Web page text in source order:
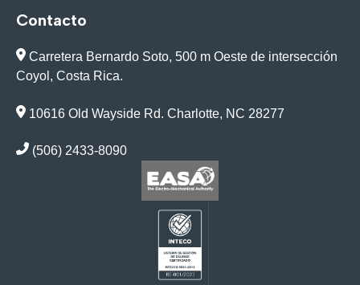
Contacto
Carretera Bernardo Soto, 500 m Oeste de intersección
Coyol, Costa Rica.
10616 Old Wayside Rd. Charlotte, NC 28277
(506) 2433-8090